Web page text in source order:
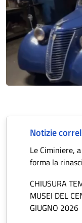
Notizie
Le Ciminiere,
forma la
CHIUSURA
MUSEI DEL
GIUGNO 2026